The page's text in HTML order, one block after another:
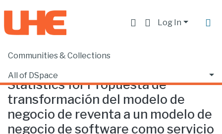
Log In
Communities & Collections
All of DSpace
Home Statistics
Statistics for Propuesta de
transformación del modelo de
negocio de reventa a un modelo de
negocio de software como servicio